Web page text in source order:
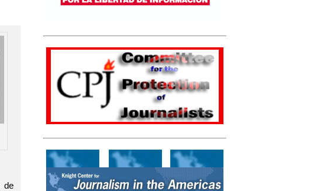
de